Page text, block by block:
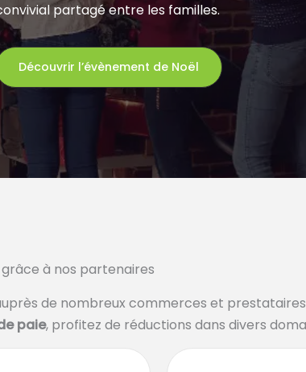
partagé entre les familles.
Découvrir l’évènement de Noël
à nos partenaires
de nombreux commerces et
paie, profitez de réductions dans divers